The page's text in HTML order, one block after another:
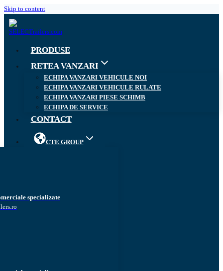
Skip to content
PRODUSE
RETEA VANZARI
ECHIPA VANZARI VEHICULE NOI
ECHIPA VANZARI VEHICULE RULATE
ECHIPA VANZARI PIESE SCHIMB
ECHIPA DE SERVICE
CONTACT
CTE GROUP
specializate